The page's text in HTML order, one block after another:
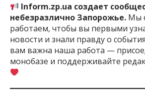
Inform.zp.ua создает
небезразлично Запорожье. Мы
работаем, чтобы вы первыми
новости и знали правду о
вам важна наша работа —
монобазе и поддерживайте